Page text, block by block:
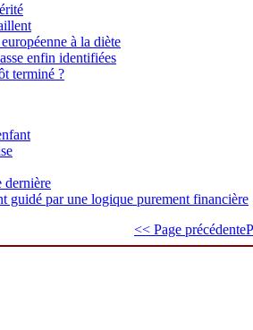
à la diète
enfin identifiées
terminé ?
dernière
guidé par une logique purement financière
<< Page précédente